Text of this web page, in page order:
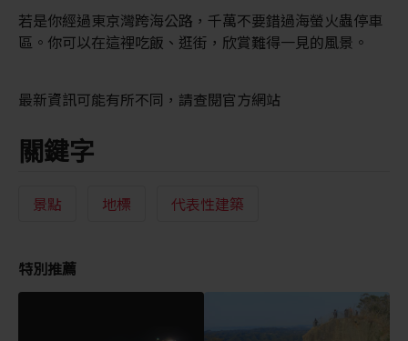
若是你經過東京灣跨海公路，千萬不要錯過海螢火蟲停車
區。你可以在這裡吃飯、逛街，欣賞難得一見的風景。
最新資訊可能有所不同，請查閱官方網站
關鍵字
景點 地標 代表性建築
特別推薦